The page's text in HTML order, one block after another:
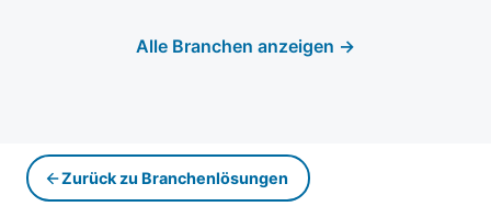
Alle Branchen anzeigen →
Zurück zu Branchenlösungen